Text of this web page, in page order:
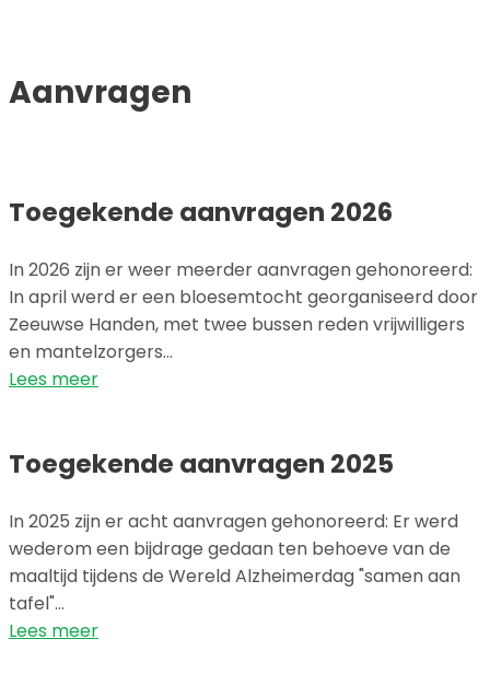
Aanvragen
Toegekende aanvragen 2026
In 2026 zijn er weer meerder aanvragen gehonoreerd:
In april werd er een bloesemtocht georganiseerd door
Zeeuwse Handen, met twee bussen reden vrijwilligers
en mantelzorgers…
Lees meer
Toegekende aanvragen 2025
In 2025 zijn er acht aanvragen gehonoreerd: Er werd
wederom een bijdrage gedaan ten behoeve van de
maaltijd tijdens de Wereld Alzheimerdag "samen aan
tafel"…
Lees meer